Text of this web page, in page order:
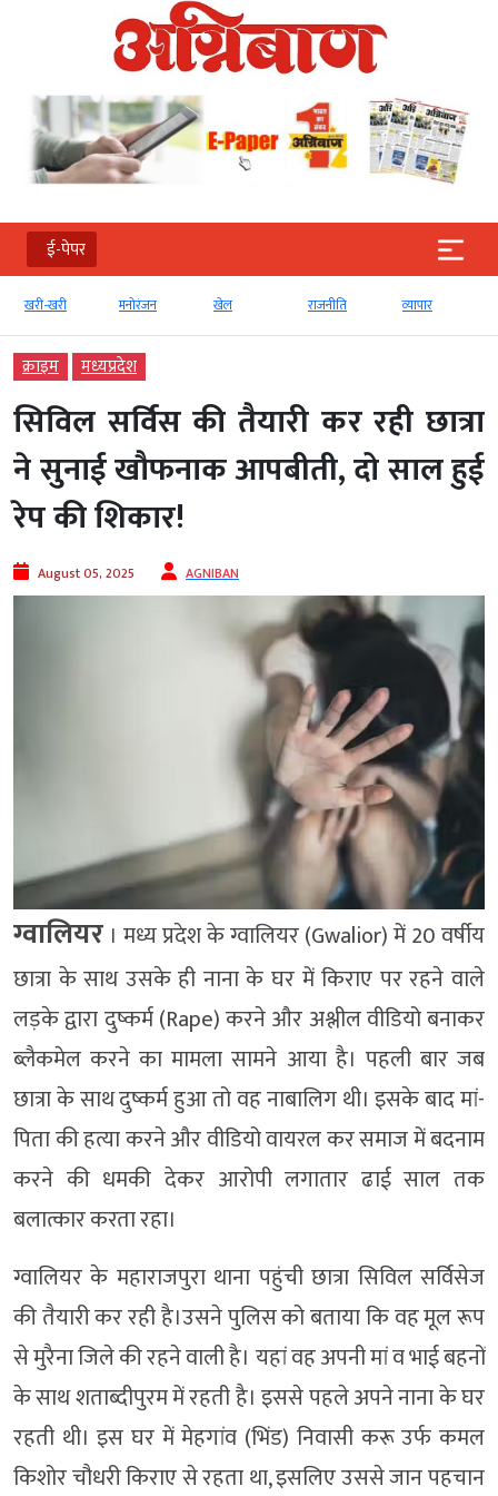
ई-पेपर
खरी-खरी मनोरंजन खेल राजनीति व्‍यापार
क्राइम मध्‍यप्रदेश
सिविल सर्विस की तैयारी कर रही छात्रा
ने सुनाई खौफनाक आपबीती, दो साल हुई
रेप की शिकार!
August 05, 2025 AGNIBAN
ग्वालियर । मध्य प्रदेश के ग्वालियर (Gwalior) में 20 वर्षीय
छात्रा के साथ उसके ही नाना के घर में किराए पर रहने वाले
लड़के द्वारा दुष्कर्म (Rape) करने और अश्लील वीडियो बनाकर
ब्लैकमेल करने का मामला सामने आया है। पहली बार जब
छात्रा के साथ दुष्कर्म हुआ तो वह नाबालिग थी। इसके बाद मां-
पिता की हत्या करने और वीडियो वायरल कर समाज में बदनाम
करने की धमकी देकर आरोपी लगातार ढाई साल तक
बलात्कार करता रहा।
ग्वालियर के महाराजपुरा थाना पहुंची छात्रा सिविल सर्विसेज
की तैयारी कर रही है।उसने पुलिस को बताया कि वह मूल रूप
से मुरैना जिले की रहने वाली है। यहां वह अपनी मां व भाई बहनों
के साथ शताब्दीपुरम में रहती है। इससे पहले अपने नाना के घर
रहती थी। इस घर में मेहगांव (भिंड) निवासी करू उर्फ कमल
किशोर चौधरी किराए से रहता था, इसलिए उससे जान पहचान